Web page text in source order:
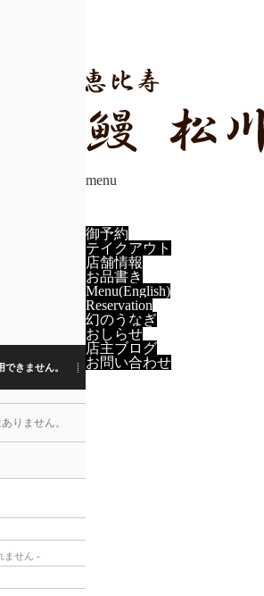
menu
御予約
テイクアウト
店舗情報
お品書き
Menu(English)
Reservation
幻のうなぎ
おしらせ
店主ブログ
お問い合わせ
できません。 コメント (0)
りません。
ません -